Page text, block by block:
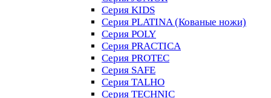
Серия KIDS
Серия PLATINA (Кованые ножи)
Серия POLY
Серия PRACTICA
Серия PROTEC
Серия SAFE
Серия TALHO
Серия TECHNIC